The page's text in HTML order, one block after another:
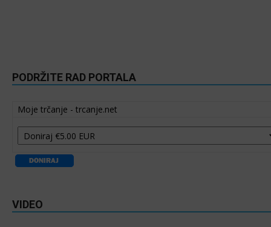
PODRŽITE RAD PORTALA
Moje trčanje - trcanje.net
VIDEO